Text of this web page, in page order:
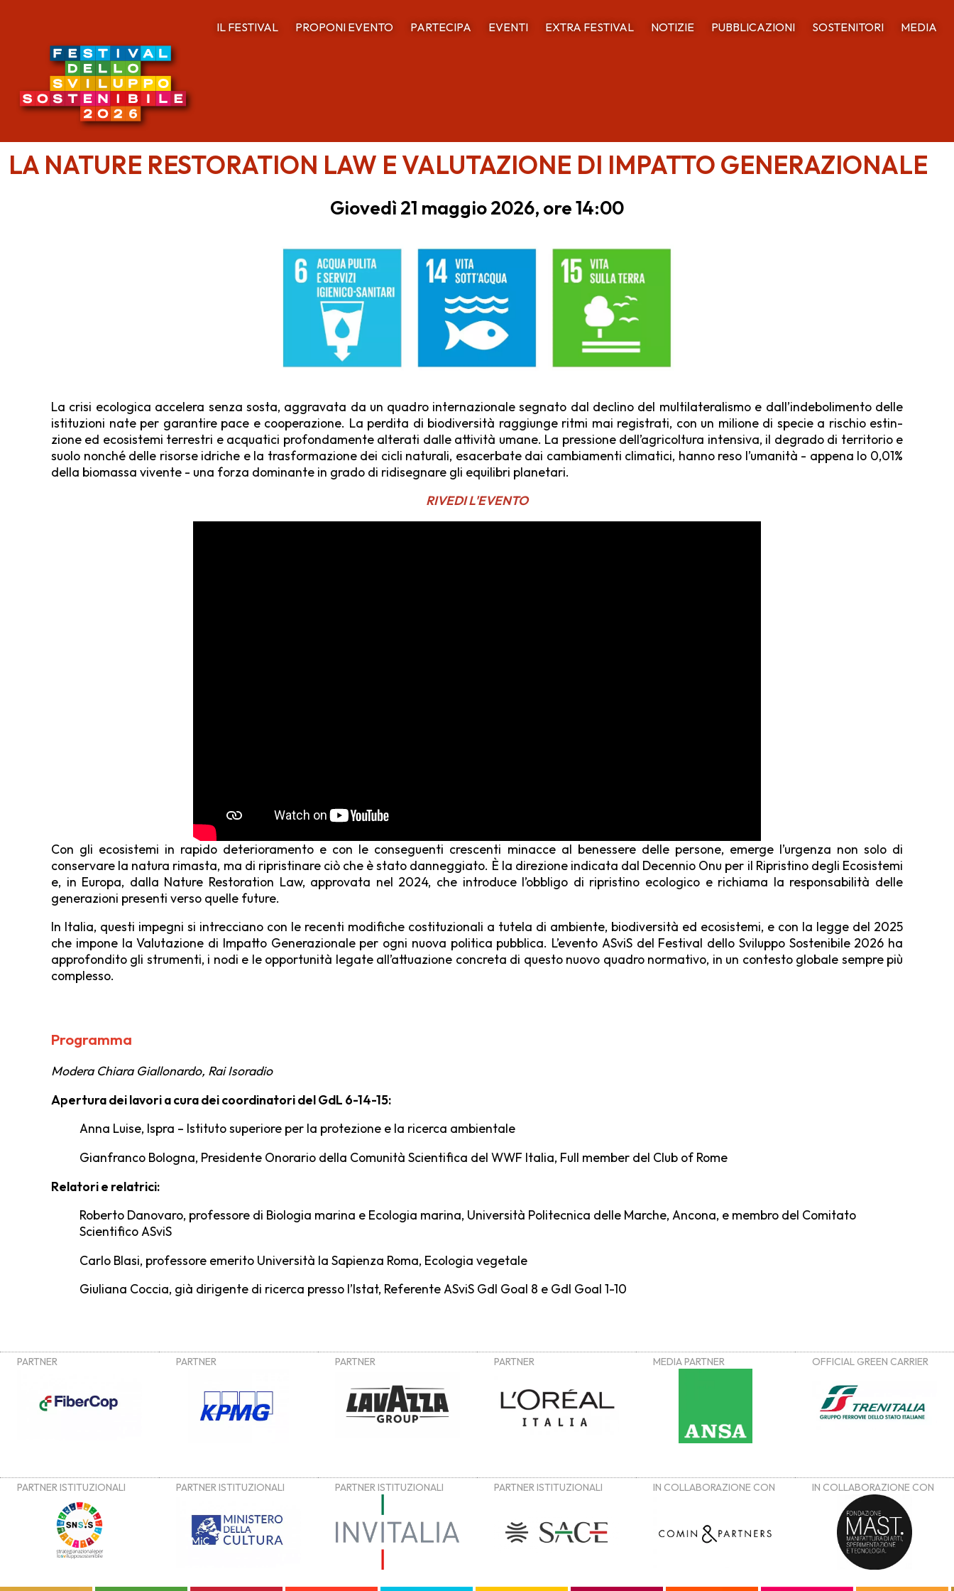
IL FESTIVAL PROPONI EVENTO PARTECIPA EVENTI EXTRA FESTIVAL NOTIZIE PUBBLICAZIONI SOSTENITORI MEDIA
LA NATURE RESTORATION LAW E VALUTAZIONE DI IMPATTO GENERAZIONALE
Giovedì 21 maggio 2026, ore 14:00
La crisi ecologica accelera senza sosta, aggravata da un quadro interna­zionale segnato dal declino del multilateralismo e dall’indebolimento delle
istituzioni nate per garantire pace e cooperazione. La perdita di biodiver­sità raggiunge ritmi mai registrati, con un milione di specie a rischio estin­
zione ed ecosistemi terrestri e acquatici profondamente alterati dalle atti­vità umane. La pressione dell’agricoltura intensiva, il degrado di territorio e
suolo nonché delle risorse idriche e la trasformazione dei cicli naturali, esacerbate dai cambiamenti climatici, hanno reso l’umanità - appena lo 0,01%
della biomassa vivente - una forza dominante in grado di ridisegnare gli equilibri planetari.
RIVEDI L'EVENTO
Con gli ecosistemi in rapido deterioramento e con le conseguenti crescenti minacce al benessere delle persone, emerge l’ur­genza non solo di
conservare la natura rimasta, ma di ripristinare ciò che è stato danneggiato. È la direzione indicata dal Decennio Onu per il Ripristi­no degli Ecosistemi
e, in Europa, dalla Nature Restoration Law, approvata nel 2024, che introduce l’obbligo di ripristino ecologico e richiama la re­sponsabilità delle
generazioni presenti verso quelle future.
In Italia, questi impegni si intrecciano con le recenti modifiche costituzionali a tutela di ambiente, biodiversità ed ecosistemi, e con la legge del 2025
che impone la Valutazione di Impatto Generazionale per ogni nuova politica pub­blica. L’evento ASviS del Festival dello Sviluppo Sostenibile 2026 ha
approfondito gli strumenti, i nodi e le opportunità legate all’attuazione concreta di questo nuovo quadro normativo, in un contesto globale sempre più
complesso.
Programma
Modera Chiara Giallonardo, Rai Isoradio
Apertura dei lavori a cura dei coordinatori del GdL 6-14-15:
Anna Luise, Ispra – Istituto superiore per la protezione e la ricerca ambientale
Gianfranco Bologna, Presidente Onorario della Comunità Scientifica del WWF Italia, Full member del Club of Rome
Relatori e relatrici:
Roberto Danovaro, professore di Biologia marina e Ecologia marina, Università Politecnica delle Marche, Ancona, e membro del Comitato
Scientifico ASviS
Carlo Blasi, professore emerito Università la Sapienza Roma, Ecologia vegetale
Giuliana Coccia, già dirigente di ricerca presso l’Istat, Referente ASviS Gdl Goal 8 e Gdl Goal 1-10